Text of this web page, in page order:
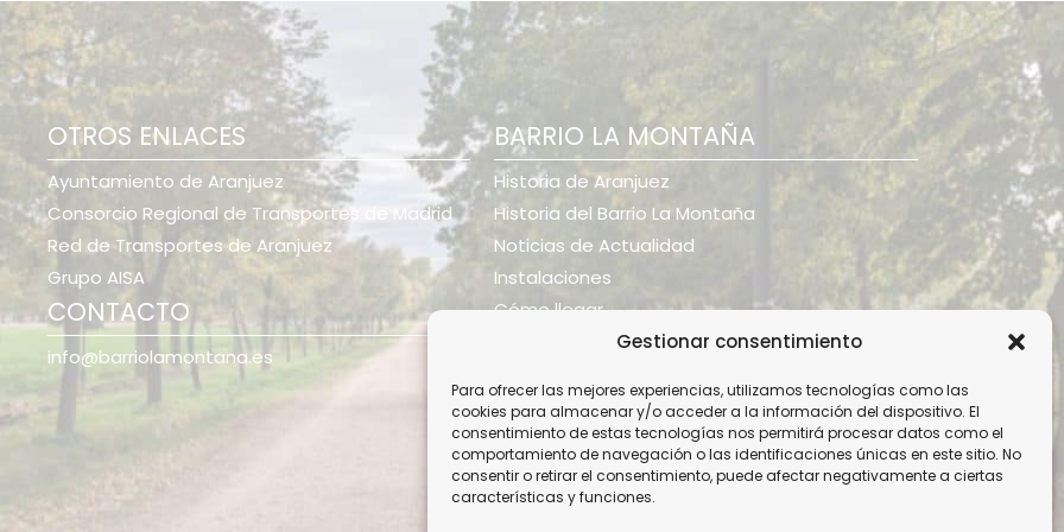
Gestionar consentimiento
Para ofrecer las mejores experiencias, utilizamos tecnologías como las
cookies para almacenar y/o acceder a la información del dispositivo. El
consentimiento de estas tecnologías nos permitirá procesar datos como el
comportamiento de navegación o las identificaciones únicas en este sitio. No
consentir o retirar el consentimiento, puede afectar negativamente a ciertas
características y funciones.
OTROS ENLACES
Ayuntamiento de Aranjuez
Consorcio Regional de Transportes de Madrid
Red de Transportes de Aranjuez
Grupo AISA
CONTACTO
info@barriolamontana.es
BARRIO LA MONTAÑA
Historia de Aranjuez
Historia del Barrio La Montaña
Noticias de Actualidad
Instalaciones
Cómo llegar